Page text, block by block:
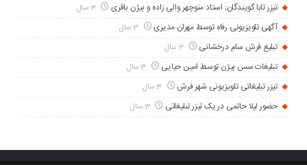
تیزر تابا گویندگان; استاد منوچهر والی زاده و بیژن باقری 3 سال
آگهی تلویزیونی رفاه توسط مهران مدیری 3 سال
تبلیغ فرش سام درخشانی 3 سال
تبلیغات سس بیژن توسط امین حیایی 3 سال
تیزر تبلیغاتی تلویزیونی شهر فرش 3 سال
حضور لیلا حاتمی در یک تیزر تبلیغاتی 3 سال